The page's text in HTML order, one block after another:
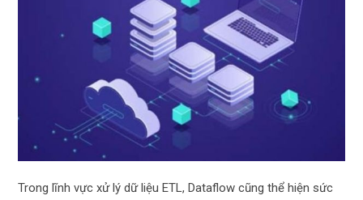
Trong lĩnh vực xử lý dữ liệu ETL, Dataflow cũng thể hiện sức